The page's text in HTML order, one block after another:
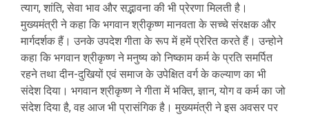
त्याग, शांति, सेवा भाव और सद्भावना की भी प्रेरणा मिलती है।
मुख्यमंत्री ने कहा कि भगवान श्रीकृष्ण मानवता के सच्चे संरक्षक और
मार्गदर्शक हैं। उनके उपदेश गीता के रूप में हमें प्रेरित करते हैं। उन्होने
कहा कि भगवान श्रीकृष्ण ने मनुष्य को निष्काम कर्म के प्रति समर्पित
रहने तथा दीन-दुखियों एवं समाज के उपेक्षित वर्ग के कल्याण का भी
संदेश दिया। भगवान श्रीकृष्ण ने गीता में भक्ति, ज्ञान, योग व कर्म का जो
संदेश दिया है, वह आज भी प्रासंगिक है। मुख्यमंत्री ने इस अवसर पर